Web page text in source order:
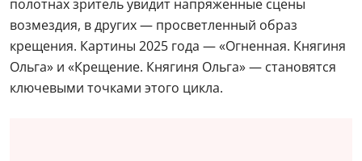
полотнах зритель увидит напряженные сцены
возмездия, в других — просветленный образ
крещения. Картины 2025 года — «Огненная. Княгиня
Ольга» и «Крещение. Княгиня Ольга» — становятся
ключевыми точками этого цикла.